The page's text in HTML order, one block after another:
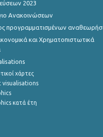
2023
Ανακοινώσεων
προγραμματισμένων
και Χρηματοπιστωτικά
χάρτες
visualisations
κατά έτη